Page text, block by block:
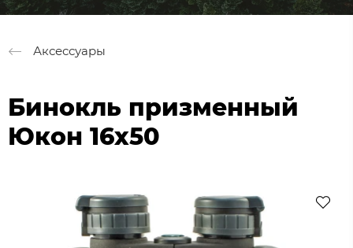
Аксессуары
Бинокль призменный
Юкон 16x50